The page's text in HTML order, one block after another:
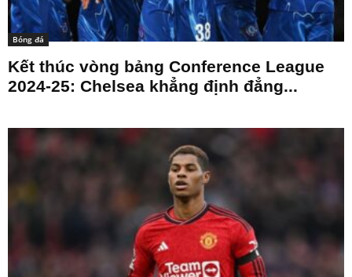
Bóng đá
Kết thúc vòng bảng Conference League
2024-25: Chelsea khẳng định đẳng...